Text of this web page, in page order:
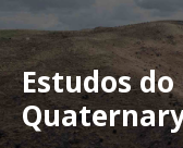
Estudos